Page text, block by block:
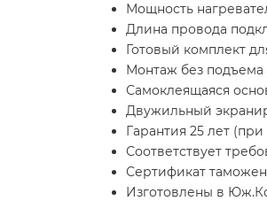
Мощность
Длина провода
Готовый комплект
Монтаж без подъема
Самоклеящаяся
Двужильный
Гарантия 25 лет
Соответствует
Сертификат
Изготовлены в